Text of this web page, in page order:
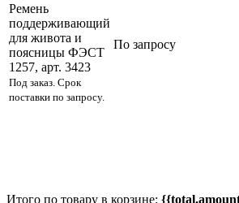
Ремень
поддерживающий
для живота и
поясницы ФЭСТ
1257, арт. 3423
Под заказ. Срок
поставки по запросу.
По запросу
Итого по товару в корзине: